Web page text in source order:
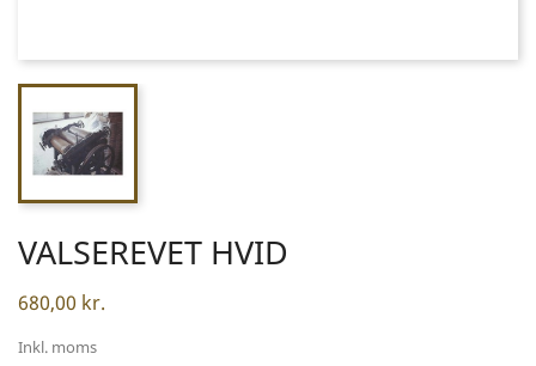
VALSEREVET HVID
680,00 kr.
Inkl. moms